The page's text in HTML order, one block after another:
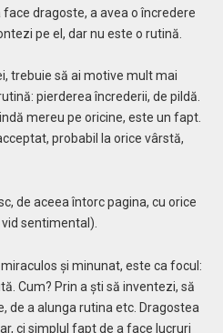
dragoste, a avea o încredere
pe el, dar nu este o rutină.
trebuie să ai motive mult mai
pierderea încrederii, de pildă.
mereu pe oricine, este un fapt.
probabil la orice vârstă,
de aceea întorc pagina, cu orice
sentimental).
şi minunat, este ca focul:
Cum? Prin a şti să inventezi, să
de a alunga rutina etc. Dragostea
ci simplul fapt de a face lucruri